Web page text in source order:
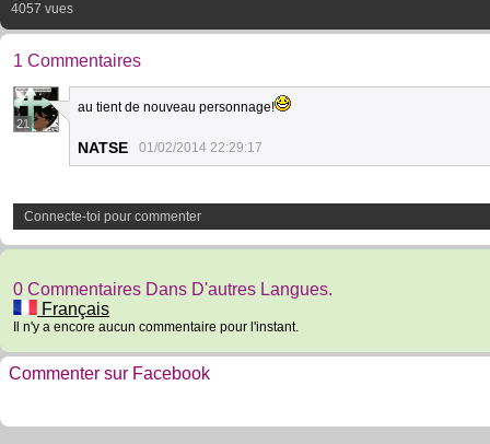
4057 vues
1 Commentaires
21
au tient de nouveau personnage!
NATSE 01/02/2014 22:29:17
Connecte-toi pour commenter
0 Commentaires Dans D'autres Langues.
Français
Il n'y a encore aucun commentaire pour l'instant.
Commenter sur Facebook